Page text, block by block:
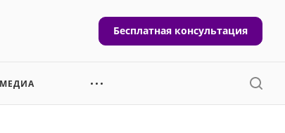
Бесплатная консультация